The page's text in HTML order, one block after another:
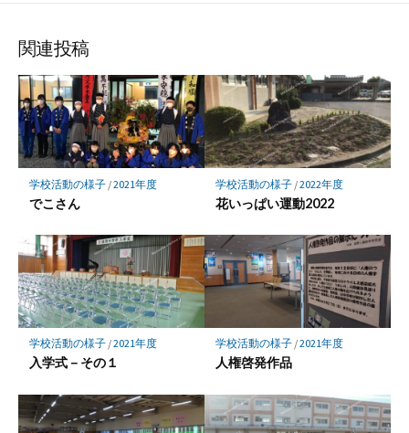
関連投稿
学校活動の様子/2021年度
でこさん
学校活動の様子/2022年度
花いっぱい運動2022
学校活動の様子/2021年度
入学式－その１
学校活動の様子/2021年度
人権啓発作品